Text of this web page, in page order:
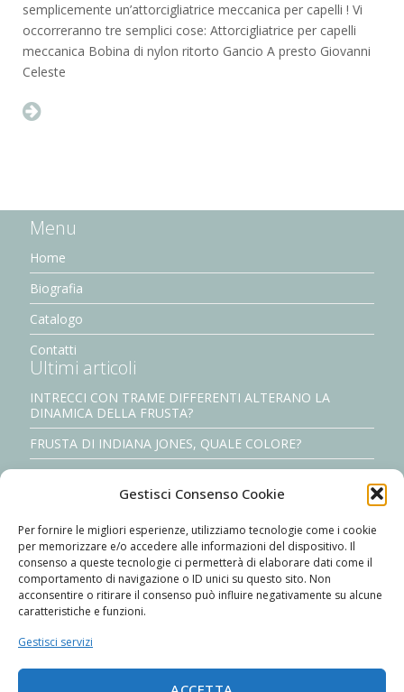
Gestisci Consenso Cookie
Per fornire le migliori esperienze, utilizziamo tecnologie come i cookie
per memorizzare e/o accedere alle informazioni del dispositivo. Il
consenso a queste tecnologie ci permetterà di elaborare dati come il
comportamento di navigazione o ID unici su questo sito. Non
acconsentire o ritirare il consenso può influire negativamente su alcune
caratteristiche e funzioni.
Gestisci servizi
semplicemente un’attorcigliatrice meccanica per capelli ! Vi
occorreranno tre semplici cose: Attorcigliatrice per capelli
meccanica Bobina di nylon ritorto Gancio A presto Giovanni
Celeste
Menu
Home
Biografia
Catalogo
Contatti
Ultimi articoli
INTRECCI CON TRAME DIFFERENTI ALTERANO LA
DINAMICA DELLA FRUSTA?
FRUSTA DI INDIANA JONES, QUALE COLORE?
il signore delle fruste: Mr. david w. morgan
Costruisci meccanicamente i tuoi nylon cracker #2/2